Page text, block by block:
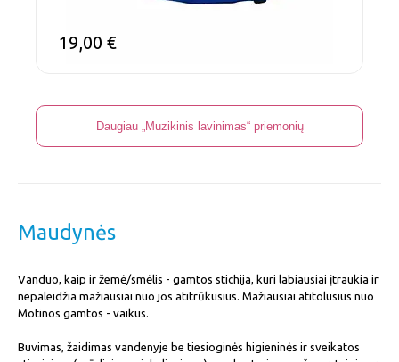
19,00 €
Daugiau „Muzikinis lavinimas“ priemonių
Maudynės
Vanduo, kaip ir žemė/smėlis - gamtos stichija, kuri labiausiai įtraukia ir
nepaleidžia mažiausiai nuo jos atitrūkusius. Mažiausiai atitolusius nuo
Motinos gamtos - vaikus.
Buvimas, žaidimas vandenyje be tiesioginės higieninės ir sveikatos